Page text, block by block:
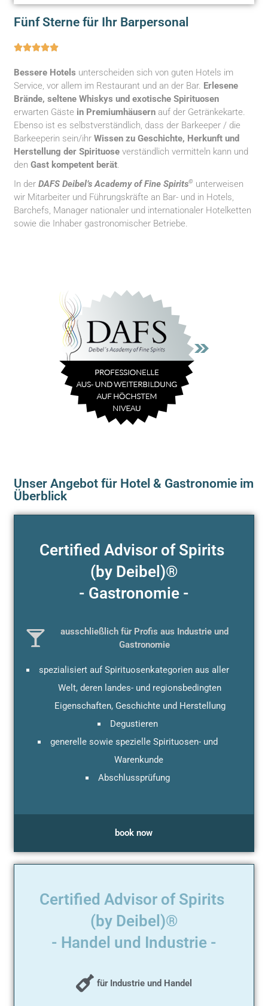
Fünf Sterne für Ihr Barpersonal

Bessere Hotels unterscheiden sich von guten Hotels im
Service, vor allem im Restaurant und an der Bar. Erlesene
Brände, seltene Whiskys und exotische Spirituosen
erwarten Gäste in Premiumhäusern auf der Getränkekarte.
Ebenso ist es selbstverständlich, dass der Barkeeper / die
Barkeeperin sein/ihrWissen zu Geschichte, Herkunft und
Herstellung der Spirituose verständlich vermitteln kann und
denGast kompetent berät.
In derDAFS Deibel’s Academy of Fine Spirits© unterweisen
wir Mitarbeiter und Führungskräfte an Bar- und in Hotels,
Barchefs, Manager nationaler und internationaler Hotelketten
sowie die Inhaber gastronomischer Betriebe.
Unser Angebot für Hotel & Gastronomie im
Überblick
Certified Advisor of Spirits
(by Deibel)®
- Gastronomie -
ausschließlich für Profis aus Industrie und
Gastronomie
spezialisiert auf Spirituosenkategorien aus aller
Welt, deren landes- und regionsbedingten
Eigenschaften, Geschichte und Herstellung
Degustieren
generelle sowie spezielle Spirituosen- und
Warenkunde
Abschlussprüfung
book now
Certified Advisor of Spirits
(by Deibel)®
- Handel und Industrie -
für Industrie und Handel